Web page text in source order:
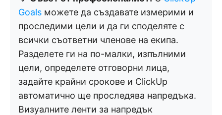
Goals можете да създавате измерими и
проследими цели и да ги споделяте с
всички съответни членове на екипа.
Разделете ги на по-малки, изпълними
цели, определете отговорни лица,
задайте крайни срокове и ClickUp
автоматично ще проследява напредъка.
Визуалните ленти за напредък